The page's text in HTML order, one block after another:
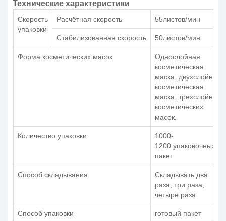
Технические характеристики
Скорость
упаковки
Расчётная скорость 55листов/мин
Стабилизованная скорость 50листов/мин
Форма косметических масок
Однослойная
косметическая
маска, двухслойная
косметическая
маска, трехслойная
косметических
масок.
Количество упаковки
1000-
1200 упаковочных
пакет
Способ складывания
Складывать два
раза, три раза,
четыре раза
Способ упаковки готовый пакет